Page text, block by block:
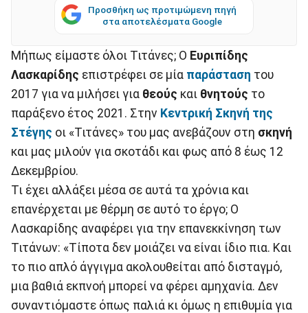
Προσθήκη ως προτιμώμενη πηγή
στα αποτελέσματα Google
Μήπως είμαστε όλοι Τιτάνες; Ο Ευριπίδης
Λασκαρίδης επιστρέφει σε μία παράσταση του
2017 για να μιλήσει για θεούς και θνητούς το
παράξενο έτος 2021. Στην Κεντρική Σκηνή της
Στέγης οι «Τιτάνες» του μας ανεβάζουν στη σκηνή
και μας μιλούν για σκοτάδι και φως από 8 έως 12
Δεκεμβρίου.
Τι έχει αλλάξει μέσα σε αυτά τα χρόνια και
επανέρχεται με θέρμη σε αυτό το έργο; O
Λασκαρίδης αναφέρει για την επανεκκίνηση των
Τιτάνων: «Τίποτα δεν μοιάζει να είναι ίδιο πια. Και
το πιο απλό άγγιγμα ακολουθείται από δισταγμό,
μια βαθιά εκπνοή μπορεί να φέρει αμηχανία. Δεν
συναντιόμαστε όπως παλιά κι όμως η επιθυμία για